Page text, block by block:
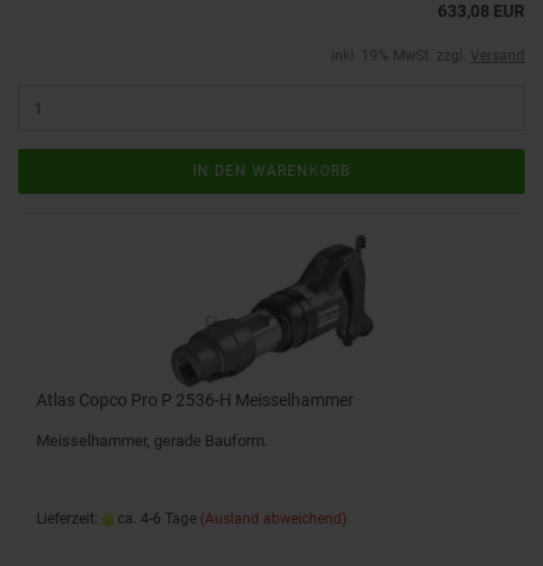
633,08 EUR
inkl. 19% MwSt. zzgl. Versand
IN DEN WARENKORB
Atlas Copco Pro P 2536-H Meisselhammer
Meisselhammer, gerade Bauform.
Lieferzeit: ca. 4-6 Tage (Ausland abweichend)